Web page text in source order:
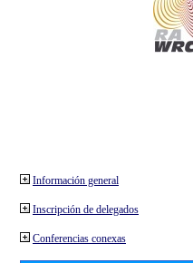
Información general
Inscripción de delegados
Conferencias conexas